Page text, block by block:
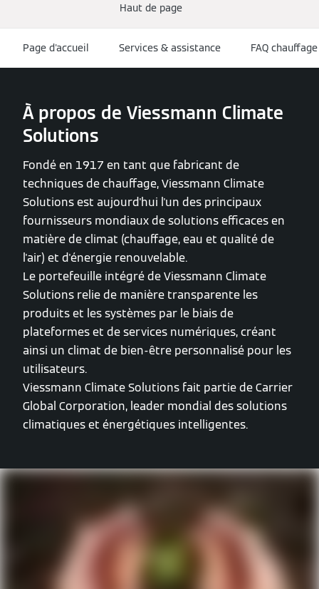
Haut de page
Page d'accueil Services & assistance FAQ chauffage
À propos de Viessmann Climate
Solutions
Fondé en 1917 en tant que fabricant de
techniques de chauffage, Viessmann Climate
Solutions est aujourd'hui l'un des principaux
fournisseurs mondiaux de solutions efficaces en
matière de climat (chauffage, eau et qualité de
l'air) et d'énergie renouvelable.
Le portefeuille intégré de Viessmann Climate
Solutions relie de manière transparente les
produits et les systèmes par le biais de
plateformes et de services numériques, créant
ainsi un climat de bien-être personnalisé pour les
utilisateurs.
Viessmann Climate Solutions fait partie de Carrier
Global Corporation, leader mondial des solutions
climatiques et énergétiques intelligentes.